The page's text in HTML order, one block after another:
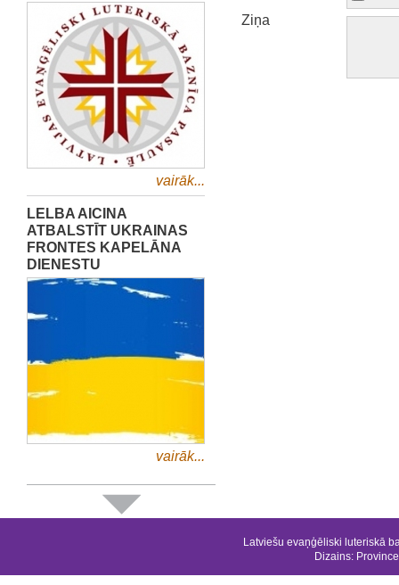
vairāk...
LELBA AICINA
ATBALSTĪT UKRAINAS
FRONTES KAPELĀNA
DIENESTU
vairāk...
Ziņa
Latviešu evaņģēliski luteriskā
Dizains: